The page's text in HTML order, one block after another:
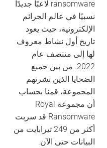
ransomware لاعبًا جديدًا
نسبيًا في عالم الجرائم
الإلكترونية، حيث يعود
تاريخ أول نشاط معروف
لها إلى منتصف عام
2022. من بين جميع
الضحايا الذين نشرتهم
المجموعة، قمنا بحساب
أن مجموعة Royal
Ransomware قد سربت
أكثر من 249 تيرابايت من
البيانات حتى الآن.